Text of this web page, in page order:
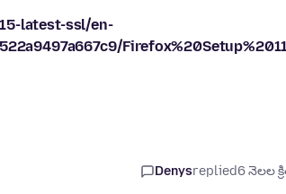
latest-ssl/en-
Denysreplied6 నెలల